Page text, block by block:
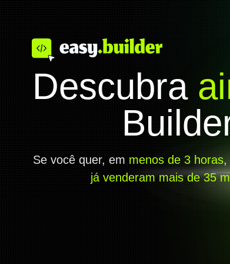
Descubra
Se você quer, em menos de 3 horas,
já venderam mais de 35